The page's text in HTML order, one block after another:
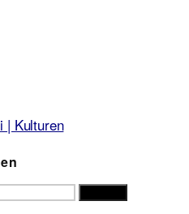
| Kulturen